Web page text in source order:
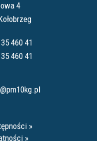
4
460 41
460 41